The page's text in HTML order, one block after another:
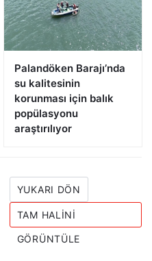
Palandöken Barajı’nda
su kalitesinin
korunması için balık
popülasyonu
araştırılıyor
YUKARI DÖN
TAM HALINI
GÖRÜNTÜLE